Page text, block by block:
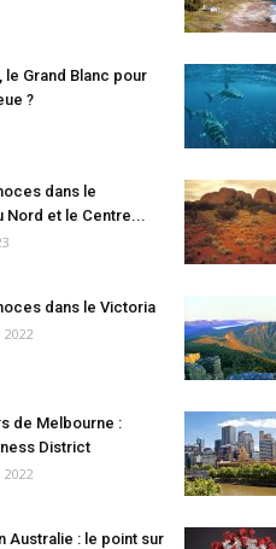
le Grand Blanc pour
?
dans le
Nord et le Centre...
dans le Victoria
de Melbourne :
District
Australie : le point sur